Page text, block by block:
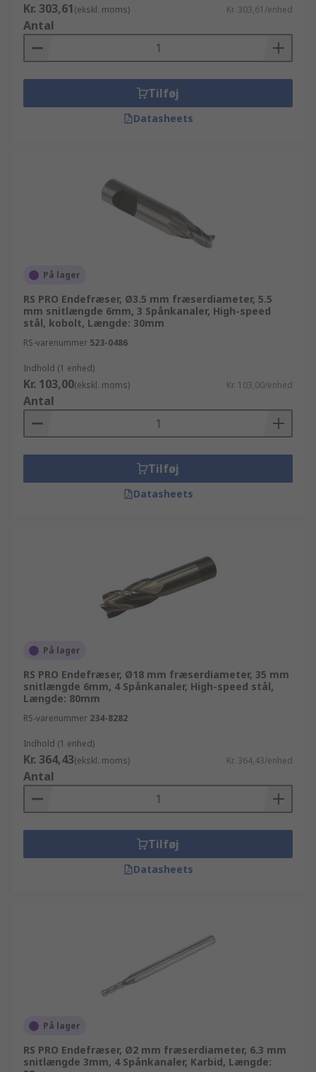
Kr. 303,61(ekskl. moms) Kr. 303,61/enhed
Antal
Tilføj
Datasheets
På lager
RS PRO Endefræser, Ø3.5 mm fræserdiameter, 5.5
mm snitlængde 6mm, 3 Spånkanaler, High-speed
stål, kobolt, Længde: 30mm
RS-varenummer 523-0486
Indhold (1 enhed)
Kr. 103,00(ekskl. moms) Kr. 103,00/enhed
Antal
Tilføj
Datasheets
På lager
RS PRO Endefræser, Ø18 mm fræserdiameter, 35 mm
snitlængde 6mm, 4 Spånkanaler, High-speed stål,
Længde: 80mm
RS-varenummer 234-8282
Indhold (1 enhed)
Kr. 364,43(ekskl. moms) Kr. 364,43/enhed
Antal
Tilføj
Datasheets
På lager
RS PRO Endefræser, Ø2 mm fræserdiameter, 6.3 mm
snitlængde 3mm, 4 Spånkanaler, Karbid, Længde: